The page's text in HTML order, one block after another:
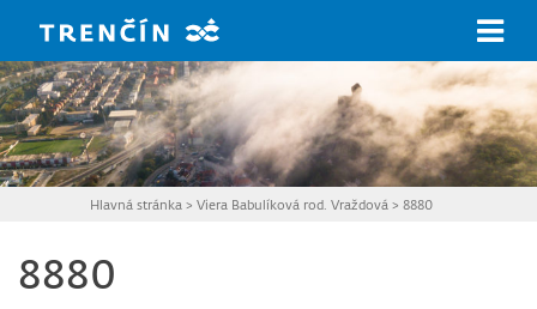
Hlavná stránka >Viera Babulíková rod. Vraždová >8880
8880